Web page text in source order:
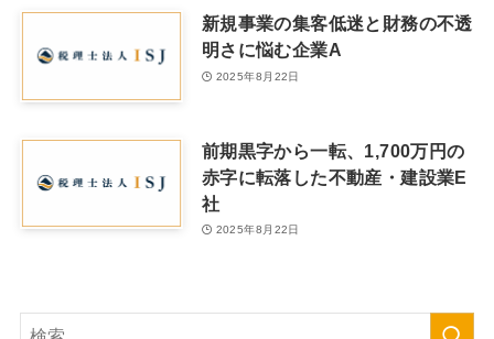
新規事業の集客低迷と財務の不透
明さに悩む企業A
2025年8月22日
前期黒字から一転、1,700万円の
赤字に転落した不動産・建設業E
社
2025年8月22日